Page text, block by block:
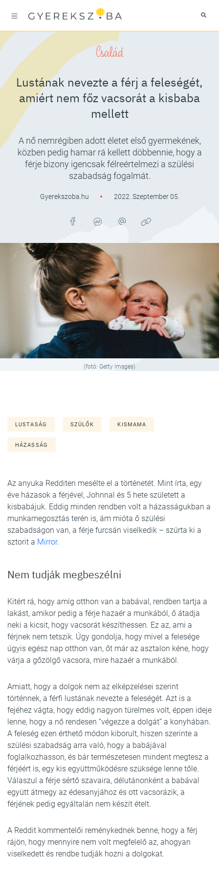
Család
Lustának nevezte a férj a feleségét,
amiért nem főz vacsorát a kisbaba
mellett
A nő nemrégiben adott életet első gyermekének,
közben pedig hamar rá kellett döbbennie, hogy a
férje bizony igencsak félreértelmezi a szülési
szabadság fogalmát.
Gyerekszoba.hu 2022. Szeptember 05.
(fotó: Getty Images)
LUSTASÁG SZÜLŐK KISMAMA
HÁZASSÁG
Az anyuka Redditen mesélte el a történetét. Mint írta, egy
éve házasok a férjével, Johnnal és 5 hete született a
kisbabájuk. Eddig minden rendben volt a házasságukban a
munkamegosztás terén is, ám mióta ő szülési
szabadságon van, a férje furcsán viselkedik – szúrta ki a
sztorit a Mirror.
Nem tudják megbeszélni
Kitért rá, hogy amíg otthon van a babával, rendben tartja a
lakást, amikor pedig a férje hazaér a munkából, ő átadja
neki a kicsit, hogy vacsorát készíthessen. Ez az, ami a
férjnek nem tetszik. Úgy gondolja, hogy mivel a felesége
úgyis egész nap otthon van, őt már az asztalon kéne, hogy
várja a gőzölgő vacsora, mire hazaér a munkából.
Amiatt, hogy a dolgok nem az elképzelései szerint
történnek, a férfi lustának nevezte a feleségét. Azt is a
fejéhez vágta, hogy eddig nagyon türelmes volt, éppen ideje
lenne, hogy a nő rendesen “végezze a dolgát” a konyhában.
A feleség ezen érthető módon kiborult, hiszen szerinte a
szülési szabadság arra való, hogy a babájával
foglalkozhasson, és bár természetesen mindent megtesz a
férjéért is, egy kis együttműködésre szüksége lenne tőle.
Válaszul a férje sértő szavaira, délutánonként a babával
együtt átmegy az édesanyjához és ott vacsorázik, a
férjének pedig egyáltalán nem készít ételt.
A Reddit kommentelői reménykednek benne, hogy a férj
rájön, hogy mennyire nem volt megfelelő az, ahogyan
viselkedett és rendbe tudják hozni a dolgokat.